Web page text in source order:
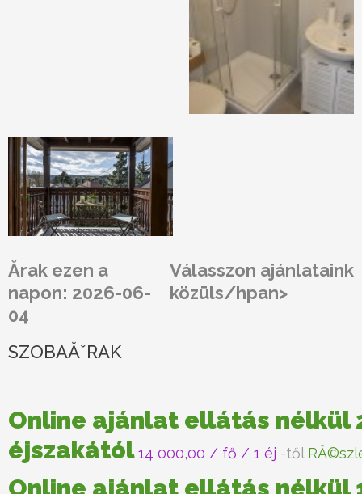
Ărak ezen a
napon: 2026-06-
04
Válasszon ajánlataink
közüls/hpan>
SZOBAĂˇRAK
Online ajánlat ellátás nélkül
éjszakától 14 000,00 / fő / 1 éj -től
Online ajánlat ellátás nélkül